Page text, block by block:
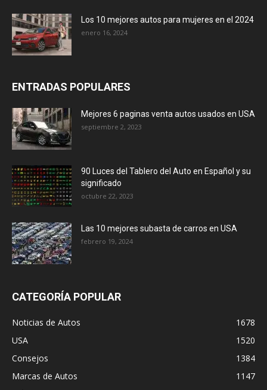
Los 10 mejores autos para mujeres en el 2024
enero 16, 2024
ENTRADAS POPULARES
Mejores 6 paginas venta autos usados en USA
septiembre 2, 2023
90 Luces del Tablero del Auto en Español y su
significado
octubre 22, 2023
Las 10 mejores subasta de carros en USA
febrero 19, 2024
CATEGORÍA POPULAR
Noticias de Autos
1678
USA
1520
Consejos
1384
Marcas de Autos
1147